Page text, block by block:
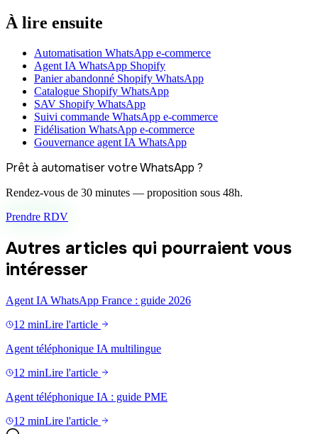
À lire ensuite
Automatisation WhatsApp e-commerce
Agent IA WhatsApp Shopify
Panier abandonné Shopify WhatsApp
Catalogue Shopify WhatsApp
SAV Shopify WhatsApp
Suivi commande WhatsApp e-commerce
Fidélisation WhatsApp e-commerce
Gouvernance agent IA WhatsApp
Prêt à automatiser votre WhatsApp ?
Rendez-vous de 30 minutes — proposition sous 48h.
Prendre RDV
Autres articles qui pourraient vous
intéresser
Agent IA WhatsApp France : guide 2026
12 minLire l'article
Agent téléphonique IA multilingue
12 minLire l'article
Agent téléphonique IA : guide PME
12 minLire l'article